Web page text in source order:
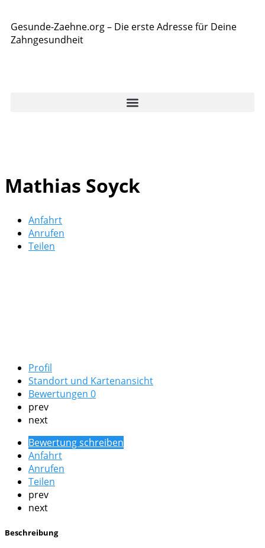
Gesunde-Zaehne.org – Die erste Adresse für Deine
Zahngesundheit
Mathias Soyck
Anfahrt
Anrufen
Teilen
Profil
Standort und Kartenansicht
Bewertungen 0
prev
next
Bewertung schreiben
Anfahrt
Anrufen
Teilen
prev
next
Beschreibung